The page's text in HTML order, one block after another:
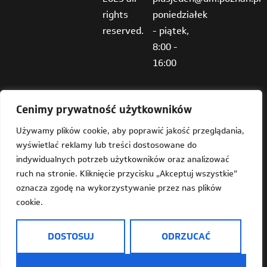
Cenimy prywatność użytkowników
Używamy plików cookie, aby poprawić jakość przeglądania,
wyświetlać reklamy lub treści dostosowane do
indywidualnych potrzeb użytkowników oraz analizować
ruch na stronie. Kliknięcie przycisku „Akceptuj wszystkie”
oznacza zgodę na wykorzystywanie przez nas plików
cookie.
DOSTOSUJ ODRZUCAĆ
rights
reserved.
poniedziałek
- piątek,
8:00 -
16:00
Deklaracja dostępności
Mapa strony
Dostępność
Informacja o Plus Jeden w języku prostym do czytania